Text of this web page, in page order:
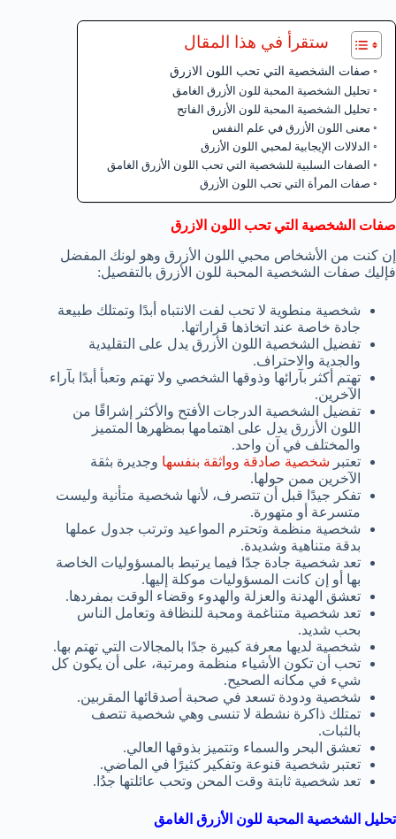
ستقرأ في هذا المقال
صفات الشخصية التي تحب اللون الازرق
تحليل الشخصية المحبة للون الأزرق الغامق
تحليل الشخصية المحبة للون الأزرق الفاتح
معنى اللون الأزرق في علم النفس
الدلالات الإيجابية لمحبي اللون الأزرق
الصفات السلبية للشخصية التي تحب اللون الأزرق الغامق
صفات المرأة التي تحب اللون الأزرق
صفات الشخصية التي تحب اللون الازرق
إن كنت من الأشخاص محبي اللون الأزرق وهو لونك المفضل
فإليك صفات الشخصية المحبة للون الأزرق بالتفصيل:
شخصية منطوية لا تحب لفت الانتباه أبدًا وتمتلك طبيعة
جادة خاصة عند اتخاذها قراراتها.
تفضيل الشخصية اللون الأزرق يدل على التقليدية
والجدية والاحتراف.
تهتم أكثر بآرائها وذوقها الشخصي ولا تهتم وتعبأ أبدًا بآراء
الآخرين.
تفضيل الشخصية الدرجات الأفتح والأكثر إشراقًا من
اللون الأزرق يدل على اهتمامها بمظهرها المتميز
والمختلف في آن واحد.
تعتبر شخصية صادقة وواثقة بنفسها وجديرة بثقة
الآخرين ممن حولها.
تفكر جيدًا قبل أن تتصرف، لأنها شخصية متأنية وليست
متسرعة أو متهورة.
شخصية منظمة وتحترم المواعيد وترتب جدول عملها
بدقة متناهية وشديدة.
تعد شخصية جادة جدًا فيما يرتبط بالمسؤوليات الخاصة
بها أو إن كانت المسؤوليات موكلة إليها.
تعشق الهدنة والعزلة والهدوء وقضاء الوقت بمفردها.
تعد شخصية متناغمة ومحبة للنظافة وتعامل الناس
بحب شديد.
شخصية لديها معرفة كبيرة جدًا بالمجالات التي تهتم بها.
تحب أن تكون الأشياء منظمة ومرتبة، على أن يكون كل
شيء في مكانه الصحيح.
شخصية ودودة تسعد في صحبة أصدقائها المقربين.
تمتلك ذاكرة نشطة لا تنسى وهي شخصية تتصف
بالثبات.
تعشق البحر والسماء وتتميز بذوقها العالي.
تعتبر شخصية قنوعة وتفكير كثيرًا في الماضي.
تعد شخصية ثابتة وقت المحن وتحب عائلتها جدُا.
تحليل الشخصية المحبة للون الأزرق الغامق